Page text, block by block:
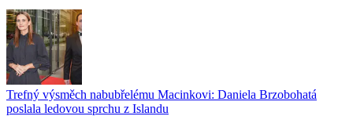
Trefný výsměch nabubřelému Macinkovi: Daniela Brzobohatá
poslala ledovou sprchu z Islandu